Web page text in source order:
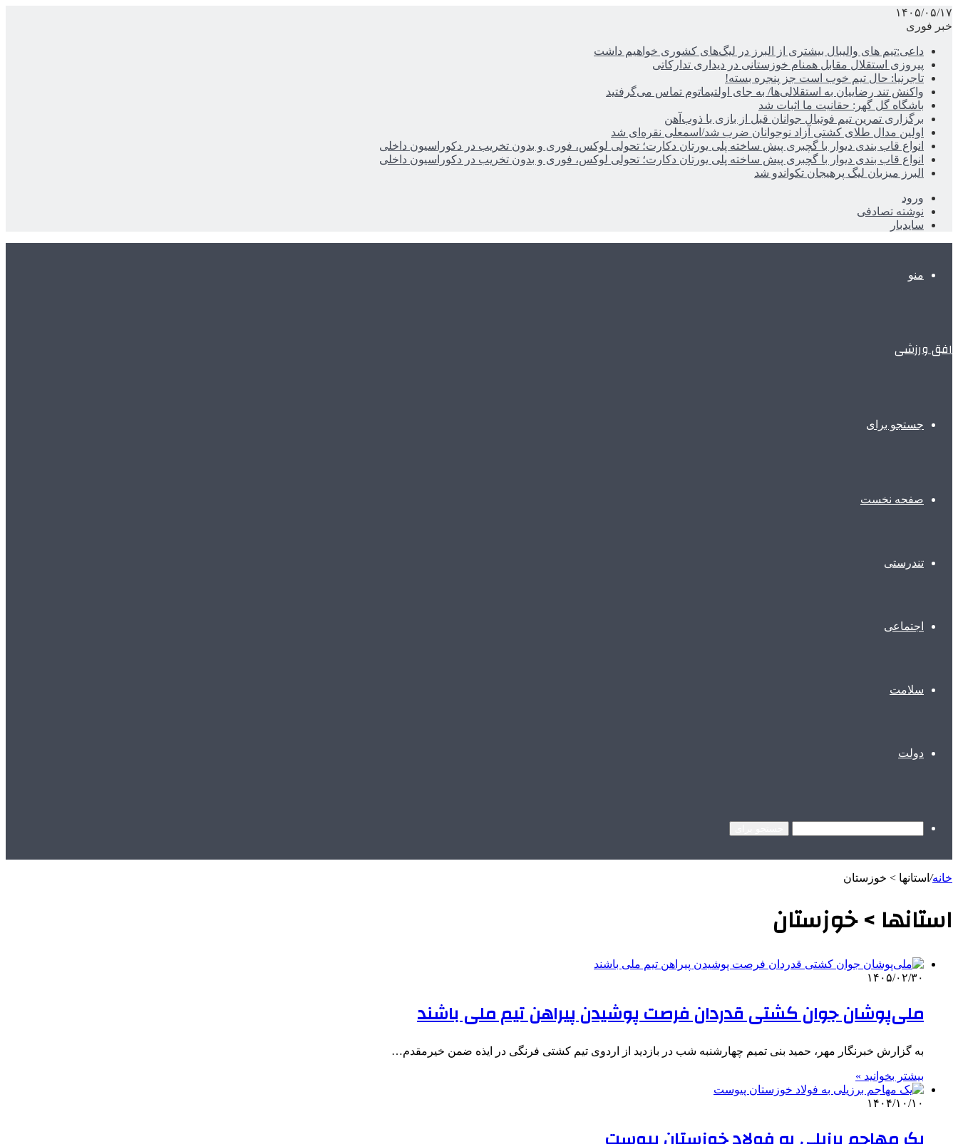
۱۴۰۵/۰۵/۱۷
خبر فوری
داعی:تیم های والیبال بیشتری از البرز در لیگ‌های کشوری خواهیم داشت
پیروزی استقلال مقابل همنام خوزستانی در دیداری تدارکاتی
تاجرنیا: حال تیم خوب است جز پنجره بسته!
واکنش تند رضاییان به استقلالی‌ها/ به جای اولتیماتوم تماس می‌گرفتید
باشگاه گل گهر: حقانیت ما اثبات شد
برگزاری تمرین تیم فوتبال جوانان قبل از بازی با ذوب‌آهن
اولین مدال طلای کشتی آزاد نوجوانان ضرب شد/اسمعلی نقره‌ای شد
انواع قاب بندی دیوار با گچبری پیش ساخته پلی یورتان دکارت؛ تحولی لوکس، فوری و بدون تخریب در دکوراسیون داخلی
انواع قاب بندی دیوار با گچبری پیش ساخته پلی یورتان دکارت؛ تحولی لوکس، فوری و بدون تخریب در دکوراسیون داخلی
البرز میزبان لیگ پرهیجان تکواندو شد
ورود
نوشته تصادفی
سایدبار
منو
افق ورزشی
جستجو برای
صفحه نخست
تندرستی
اجتماعی
سلامت
دولت
خانه/ استانها > خوزستان
استانها > خوزستان
۱۴۰۵/۰۲/۳۰
ملی‌پوشان جوان کشتی قدردان فرصت پوشیدن پیراهن تیم ملی باشند
به گزارش خبرنگار مهر، حمید بنی تمیم چهارشنبه شب در بازدید از اردوی تیم کشتی فرنگی در ایذه ضمن خیرمقدم…
بیشتر بخوانید »
۱۴۰۴/۱۰/۱۰